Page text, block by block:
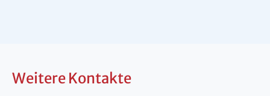
Weitere Kontakte